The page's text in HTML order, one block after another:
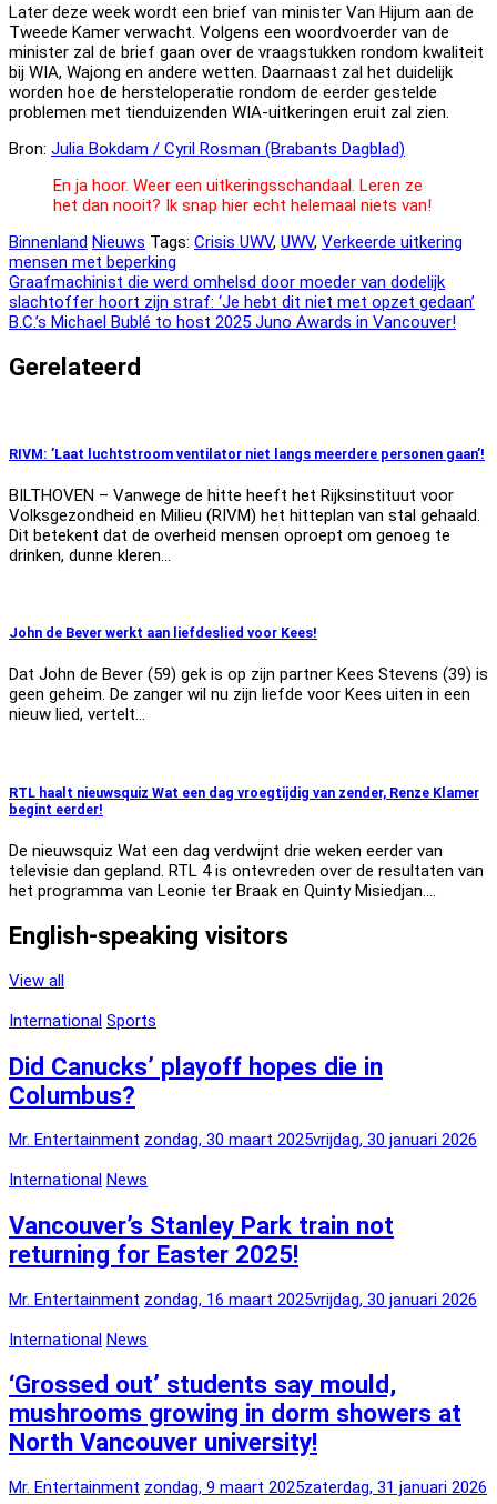
Later deze week wordt een brief van minister Van Hijum aan de
Tweede Kamer verwacht. Volgens een woordvoerder van de
minister zal de brief gaan over de vraagstukken rondom kwaliteit
bij WIA, Wajong en andere wetten. Daarnaast zal het duidelijk
worden hoe de hersteloperatie rondom de eerder gestelde
problemen met tienduizenden WIA-uitkeringen eruit zal zien.
Bron: Julia Bokdam / Cyril Rosman (Brabants Dagblad)
En ja hoor. Weer een uitkeringsschandaal. Leren ze
het dan nooit? Ik snap hier echt helemaal niets van!
Binnenland Nieuws Tags: Crisis UWV, UWV, Verkeerde uitkering
mensen met beperking
Bericht
navigatie
Graafmachinist die werd omhelsd door moeder van dodelijk
slachtoffer hoort zijn straf: ‘Je hebt dit niet met opzet gedaan’
B.C.’s Michael Bublé to host 2025 Juno Awards in Vancouver!
Gerelateerd
RIVM: ’Laat luchtstroom ventilator niet langs meerdere personen gaan’!
BILTHOVEN – Vanwege de hitte heeft het Rijksinstituut voor
Volksgezondheid en Milieu (RIVM) het hitteplan van stal gehaald.
Dit betekent dat de overheid mensen oproept om genoeg te
drinken, dunne kleren…
John de Bever werkt aan liefdeslied voor Kees!
Dat John de Bever (59) gek is op zijn partner Kees Stevens (39) is
geen geheim. De zanger wil nu zijn liefde voor Kees uiten in een
nieuw lied, vertelt…
RTL haalt nieuwsquiz Wat een dag vroegtijdig van zender, Renze Klamer
begint eerder!
De nieuwsquiz Wat een dag verdwijnt drie weken eerder van
televisie dan gepland. RTL 4 is ontevreden over de resultaten van
het programma van Leonie ter Braak en Quinty Misiedjan.…
English-speaking visitors
View all
International Sports
Did Canucks’ playoff hopes die in
Columbus?
Mr. Entertainment zondag, 30 maart 2025vrijdag, 30 januari 2026
International News
Vancouver’s Stanley Park train not
returning for Easter 2025!
Mr. Entertainment zondag, 16 maart 2025vrijdag, 30 januari 2026
International News
‘Grossed out’ students say mould,
mushrooms growing in dorm showers at
North Vancouver university!
Mr. Entertainment zondag, 9 maart 2025zaterdag, 31 januari 2026